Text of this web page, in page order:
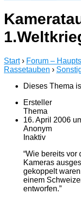
Start › Forum –
Rassetauben ›
Dieses Thema
Ersteller
Thema
16. April 2006
Anonym
Inaktiv
“Wie bereits vor
Kameras
gekoppelt
einem
entworfen.”